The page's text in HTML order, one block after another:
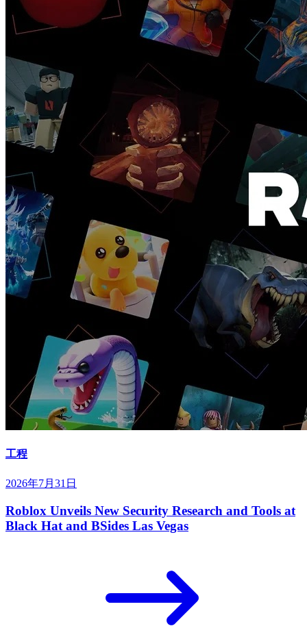
工程
2026年7月31日
Roblox Unveils New Security Research and Tools at
Black Hat and BSides Las Vegas